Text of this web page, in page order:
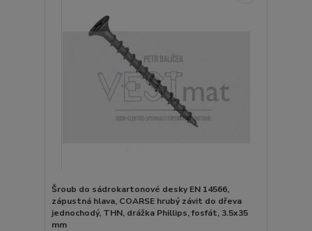
Šroub do sádrokartonové desky EN 14566,
zápustná hlava, COARSE hrubý závit do dřeva
jednochodý, THN, drážka Phillips, fosfát, 3.5x35
mm